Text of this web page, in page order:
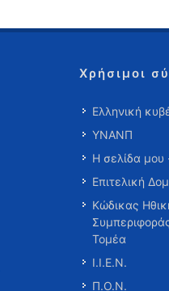
Χρήσιμοι
Ελληνική
ΥΝΑΝΠ
Η σελίδα μου
Επιτελική
Κώδικας
Τομέα
Ι.Ι.Ε.Ν.
Π.Ο.Ν.